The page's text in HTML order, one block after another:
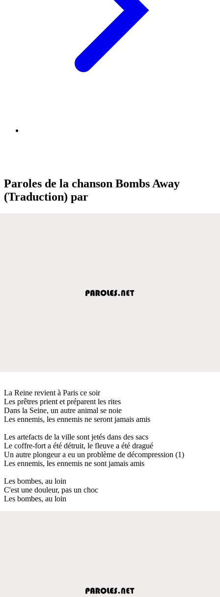
Paroles de la chanson Bombs Away
(Traduction) par
La Reine revient à Paris ce soir
Les prêtres prient et préparent les rites
Dans la Seine, un autre animal se noie
Les ennemis, les ennemis ne seront jamais amis
Les artefacts de la ville sont jetés dans des sacs
Le coffre-fort a été détruit, le fleuve a été dragué
Un autre plongeur a eu un problème de décompression (1)
Les ennemis, les ennemis ne sont jamais amis
Les bombes, au loin
C'est une douleur, pas un choc
Les bombes, au loin